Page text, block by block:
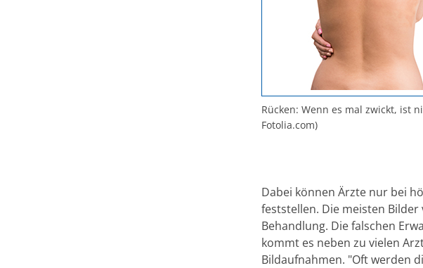
Rücken: Wenn es mal zwickt, ist
Fotolia.com)
Dabei können Ärzte nur bei
feststellen. Die meisten
Behandlung. Die falschen
kommt es neben zu vielen
Bildaufnahmen. "Oft werden